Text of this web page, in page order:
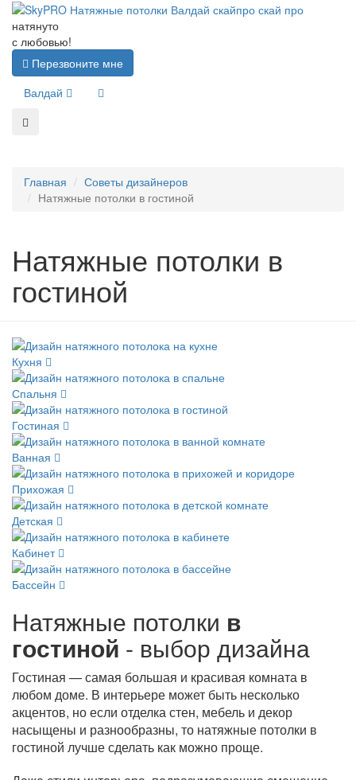
натянуто
с любовью!
Перезвоните мне
Валдай
Главная
Советы дизайнеров
Натяжные потолки в гостиной
Натяжные потолки в
гостиной
Кухня
Спальня
Гостиная
Ванная
Прихожая
Детская
Кабинет
Бассейн
Натяжные потолки в
гостиной - выбор дизайна
Гостиная — самая большая и красивая комната в
любом доме. В интерьере может быть несколько
акцентов, но если отделка стен, мебель и декор
насыщены и разнообразны, то натяжные потолки в
гостиной лучше сделать как можно проще.